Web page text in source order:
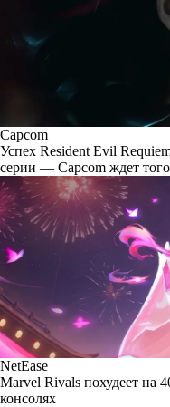
Capcom
Успех Resident Evil
серии — Capcom ждет
NetEase
Marvel Rivals похудеет на
консолях